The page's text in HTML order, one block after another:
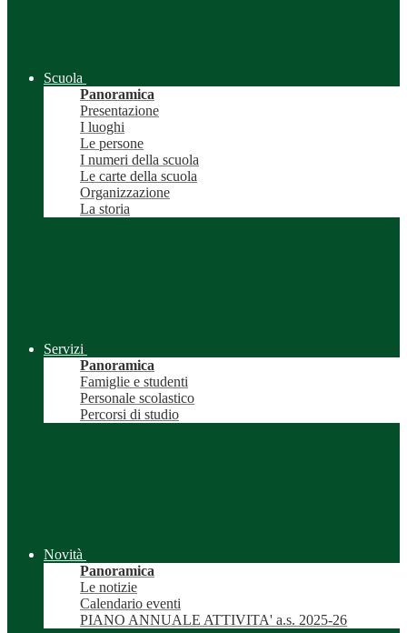
Scuola
Panoramica
Presentazione
I luoghi
Le persone
I numeri della scuola
Le carte della scuola
Organizzazione
La storia
Servizi
Panoramica
Famiglie e studenti
Personale scolastico
Percorsi di studio
Novità
Panoramica
Le notizie
Calendario eventi
PIANO ANNUALE ATTIVITA' a.s. 2025-26